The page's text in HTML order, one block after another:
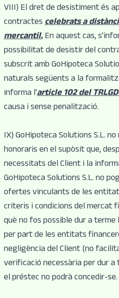
VIII) El dret de desistiment és
contractescelebrats a
mercantil.En aquest cas,
possibilitat de desistir del
subscrit amb GoHipoteca
naturals següents a la
informa l'article 102 del
causa i sense penalització.
IX) GoHipoteca Solutions S.L.
honoraris en el supòsit que,
necessitats del Client i la
GoHipoteca Solutions S.L. no
ofertes vinculants de les
criteris i condicions del mercat
què no fos possible dur a
per part de les entitats
negligència del Client (no
verificació necessària per dur
el préstec no podrà concedir-se.